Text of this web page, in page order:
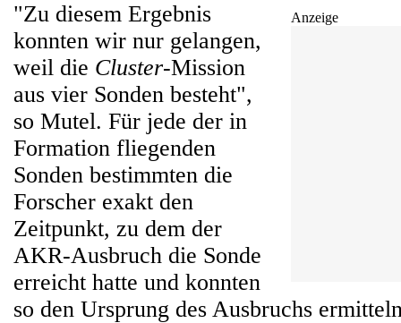
Anzeige
"Zu diesem Ergebnis
konnten wir nur gelangen,
weil die Cluster-Mission
aus vier Sonden besteht",
so Mutel. Für jede der in
Formation fliegenden
Sonden bestimmten die
Forscher exakt den
Zeitpunkt, zu dem der
AKR-Ausbruch die Sonde
erreicht hatte und konnten
so den Ursprung des Ausbruchs